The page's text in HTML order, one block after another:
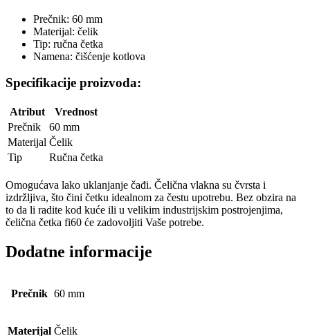
Prečnik: 60 mm
Materijal: čelik
Tip: ručna četka
Namena: čišćenje kotlova
Specifikacije proizvoda:
Atribut
Vrednost
Prečnik
60 mm
Materijal Čelik
Tip
Ručna četka
Omogućava lako uklanjanje čađi. Čelična vlakna su čvrsta i
izdržljiva, što čini četku idealnom za čestu upotrebu. Bez obzira na
to da li radite kod kuće ili u velikim industrijskim postrojenjima,
čelična četka fi60 će zadovoljiti Vaše potrebe.
Dodatne informacije
Prečnik 60 mm
Materijal Čelik